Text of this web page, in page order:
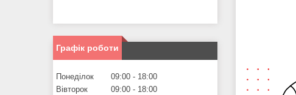
Графік роботи
Понеділок 09:00
18:00
Вівторок
09:00
18:00